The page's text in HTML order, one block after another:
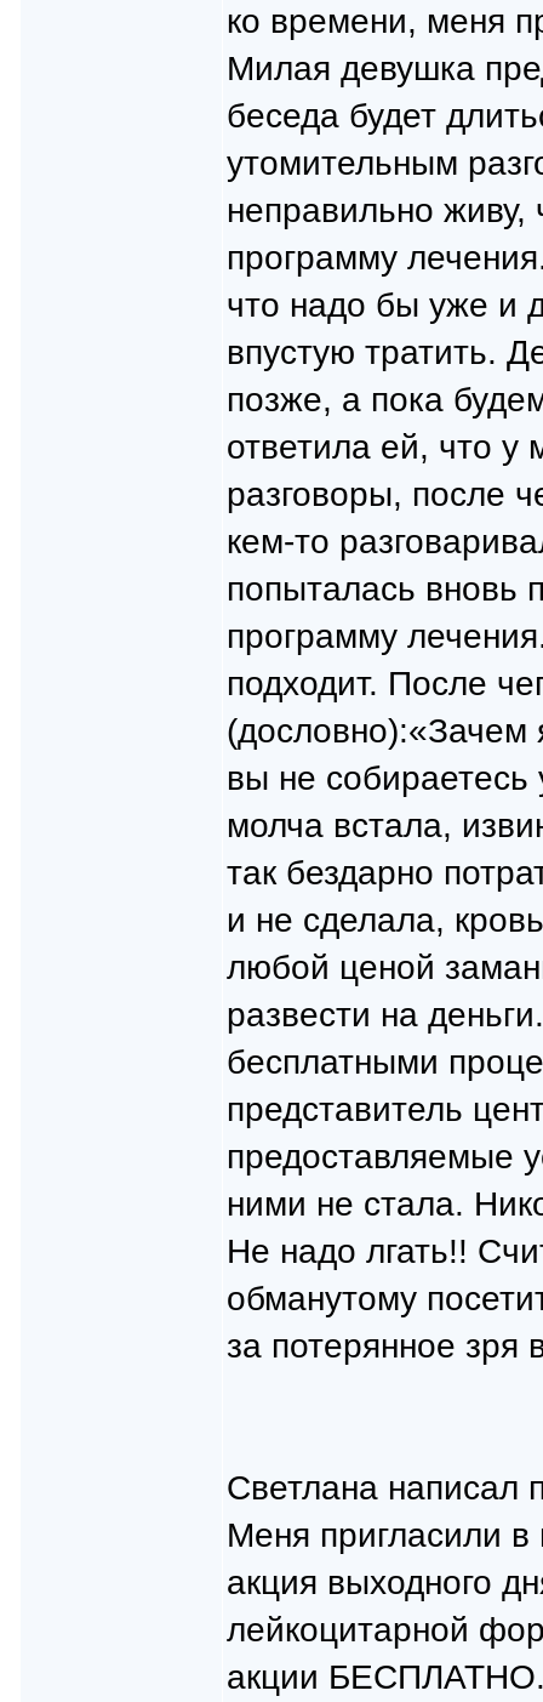
ко времени, меня
Милая девушка
беседа будет
утомительным
неправильно живу,
программу
что надо бы уже и
впустую тратить.
позже, а пока
ответила ей, что у
разговоры, после
кем-то
попыталась вновь
программу
подходит. После
(дословно):«Зачем
вы не собираетесь
молча встала,
так бездарно
и не сделала,
любой ценой
развести на
бесплатными
представитель
предоставляемые
ними не стала.
Не надо лгать!!
обманутому
за потерянное зря
Светлана написал
Меня пригласили
акция выходного
лейкоцитарной
акции